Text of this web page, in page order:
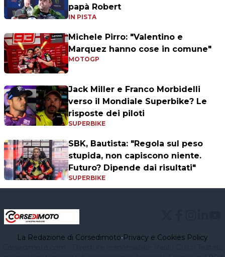
papà Robert
IN PISTA
Michele Pirro: "Valentino e
Marquez hanno cose in comune"
MOTOGP
Jack Miller e Franco Morbidelli
verso il Mondiale Superbike? Le
risposte dei piloti
SUPERBIKE
SBK, Bautista: "Regola sul peso
stupida, non capiscono niente.
Futuro? Dipende dai risultati"
SUPERBIKE
La Redazione di Corsedimoto•Privacy e Cookies Policy